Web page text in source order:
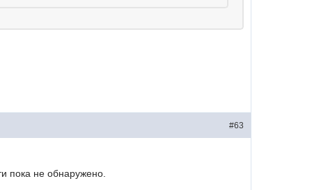
#63
пока не обнаружено.